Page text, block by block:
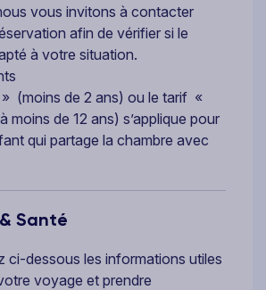
vous invitons à contacter
afin de vérifier si le
à votre situation.
(moins de 2 ans) ou le tarif «
moins de 12 ans) s’applique pour
qui partage la chambre avec
Santé
ci-dessous les informations utiles
voyage et prendre